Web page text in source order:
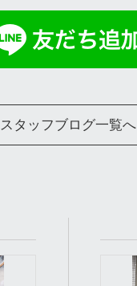
スタッフブログ一覧へ